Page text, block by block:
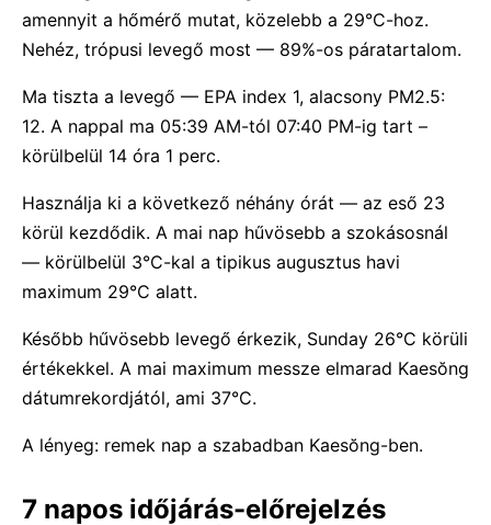
amennyit a hőmérő mutat, közelebb a 29°C-hoz.
Nehéz, trópusi levegő most — 89%-os páratartalom.
Ma tiszta a levegő — EPA index 1, alacsony PM2.5:
12. A nappal ma 05:39 AM-tól 07:40 PM-ig tart –
körülbelül 14 óra 1 perc.
Használja ki a következő néhány órát — az eső 23
körül kezdődik. A mai nap hűvösebb a szokásosnál
— körülbelül 3°C-kal a tipikus augusztus havi
maximum 29°C alatt.
Később hűvösebb levegő érkezik, Sunday 26°C körüli
értékekkel. A mai maximum messze elmarad Kaesŏng
dátumrekordjától, ami 37°C.
A lényeg: remek nap a szabadban Kaesŏng-ben.
7 napos időjárás-előrejelzés